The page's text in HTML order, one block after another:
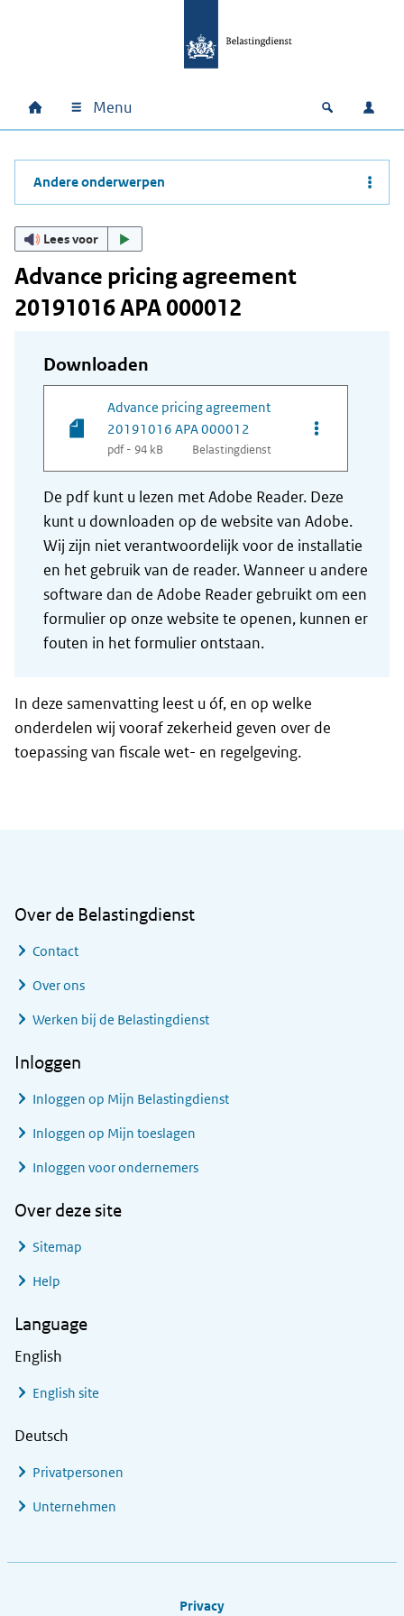
Hoofdnavigatie
Home Menu Open
Andere onderwerpen
Lees voor
Advance pricing agreement
20191016 APA 000012
Downloaden
Advance pricing agreement
20191016 APA 000012
pdf - 94 kB Belastingdienst
Opties van
De pdf kunt u lezen met Adobe Reader. Deze
kunt u downloaden op de website van Adobe.
Wij zijn niet verantwoordelijk voor de installatie
en het gebruik van de reader. Wanneer u andere
software dan de Adobe Reader gebruikt om een
formulier op onze website te openen, kunnen er
fouten in het formulier ontstaan.
In deze samenvatting leest u óf, en op welke
onderdelen wij vooraf zekerheid geven over de
toepassing van fiscale wet- en regelgeving.
Over de Belastingdienst
Contact
Over ons
Werken bij de Belastingdienst
Inloggen
Inloggen op Mijn Belastingdienst
Inloggen op Mijn toeslagen
Inloggen voor ondernemers
Over deze site
Sitemap
Help
Language
English
English site
Deutsch
Privatpersonen
Unternehmen
Privacy